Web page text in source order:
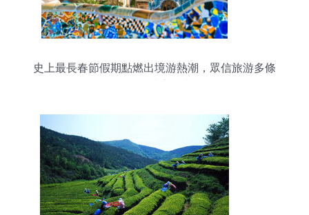
史上最長春節假期點燃出境游熱潮，眾信旅游多條